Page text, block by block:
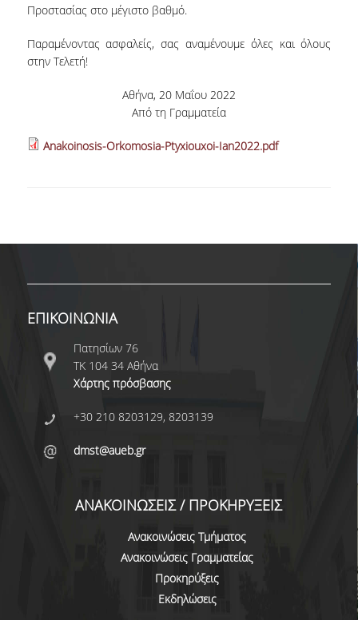
ΑΠΟ ΜΕΤΑΠΤΥΧΙΑΚΟΥΣ
ΦΟΙΤΗΤΕΣ
ΑΞΙΟΛΟΓΗΣΗΣ
ΜΟ.ΔΙ.Π.
ΔΗΜΟΣΙΕΥΣΕΙΣ
ΕΠΙΣΤΗΜΟΝΙΚΑ ΣΥΝΕΔΡΙΑ ΚΑΙ ΣΕΜΙΝΑΡΙΑ
ΑΠΟΦΟΙΤΟΙ
ΑΠΟΦΟΙΤΟΙ ΤΟΥ ΤΜΗΜΑΤΟΣ
ΑΓΓΕΛΙΕΣ ΓΙΑ ΕΡΓΑΣΙΑ
ΠΡΟΟΠΤΙΚΕΣ ΑΠΟΦΟΙΤΩΝ
ΓΡΑΦΕΙΟ ΔΙΑΣΥΝΔΕΣΗΣ
Προστασίας στο μέγιστο βαθμό.
Παραμένοντας ασφαλείς, σας αναμένουμε όλες και όλους
στην Τελετή!
Αθήνα, 20 Μαΐου 2022
Από τη Γραμματεία
Anakoinosis-Orkomosia-Ptyxiouxoi-Ian2022.pdf
ΕΠΙΚΟΙΝΩΝΙΑ
Πατησίων 76
ΤΚ 104 34 Αθήνα
Χάρτης πρόσβασης
+30 210 8203129, 8203139
dmst@aueb.gr
ΑΝΑΚΟΙΝΩΣΕΙΣ / ΠΡΟΚΗΡΥΞΕΙΣ
Ανακοινώσεις Τμήματος
Ανακοινώσεις Γραμματείας
Προκηρύξεις
Εκδηλώσεις